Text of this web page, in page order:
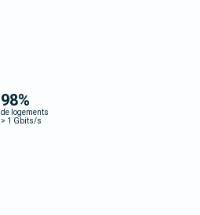
98%
de logements
> 1 Gbits/s